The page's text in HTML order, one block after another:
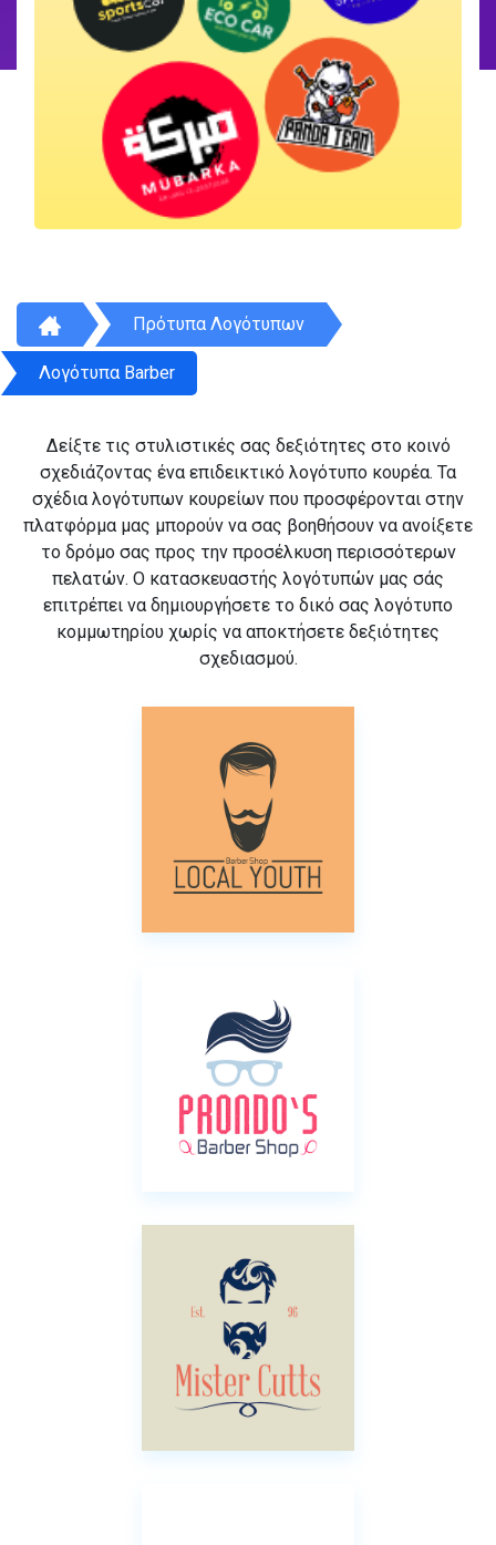
Πρότυπα Λογότυπων
Λογότυπα Barber
Δείξτε τις στυλιστικές σας δεξιότητες στο κοινό
σχεδιάζοντας ένα επιδεικτικό λογότυπο κουρέα. Τα
σχέδια λογότυπων κουρείων που προσφέρονται στην
πλατφόρμα μας μπορούν να σας βοηθήσουν να ανοίξετε
το δρόμο σας προς την προσέλκυση περισσότερων
πελατών. Ο κατασκευαστής λογότυπών μας σάς
επιτρέπει να δημιουργήσετε το δικό σας λογότυπο
κομμωτηρίου χωρίς να αποκτήσετε δεξιότητες
σχεδιασμού.